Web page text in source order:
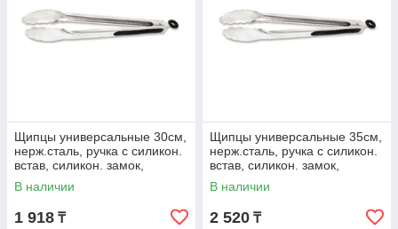
Щипцы универсальные 30см,
нерж.сталь, ручка с силикон.
встав, силикон. замок,
400823
В наличии
1 918 ₸
Щипцы универсальные 35см,
нерж.сталь, ручка с силикон.
встав, силикон. замок,
400824
В наличии
2 520 ₸